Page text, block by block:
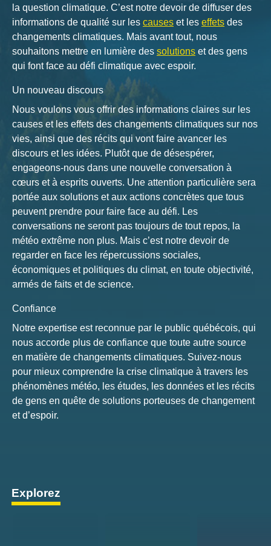
la question climatique. C’est notre devoir de diffuser des
informations de qualité sur les causes et les effets des
changements climatiques. Mais avant tout, nous
souhaitons mettre en lumière des solutions et des gens
qui font face au défi climatique avec espoir.
Un nouveau discours
Nous voulons vous offrir des informations claires sur les
causes et les effets des changements climatiques sur nos
vies, ainsi que des récits qui vont faire avancer les
discours et les idées. Plutôt que de désespérer,
engageons-nous dans une nouvelle conversation à
cœurs et à esprits ouverts. Une attention particulière sera
portée aux solutions et aux actions concrètes que tous
peuvent prendre pour faire face au défi. Les
conversations ne seront pas toujours de tout repos, la
météo extrême non plus. Mais c’est notre devoir de
regarder en face les répercussions sociales,
économiques et politiques du climat, en toute objectivité,
armés de faits et de science.
Confiance
Notre expertise est reconnue par le public québécois, qui
nous accorde plus de confiance que toute autre source
en matière de changements climatiques. Suivez-nous
pour mieux comprendre la crise climatique à travers les
phénomènes météo, les études, les données et les récits
de gens en quête de solutions porteuses de changement
et d’espoir.
Explorez